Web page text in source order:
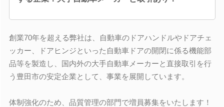
創業70年を超える弊社は、自動車のドアハンドルやドアチェ
ッカー、ドアヒンジといった自動車ドアの開閉に係る機能部
品等を製造し、国内外の大手自動車メーカーと直接取引を行
う豊田市の安定企業として、事業を展開しています。
体制強化のため、品質管理の部門で増員募集をいたします！